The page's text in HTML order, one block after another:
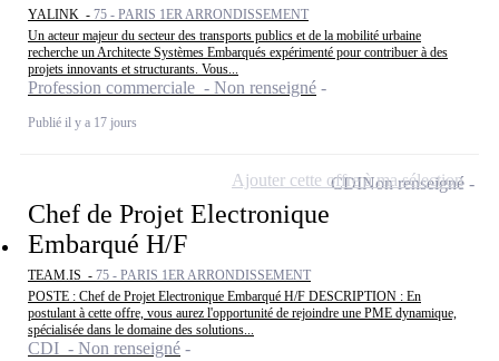
YALINK - 75 - PARIS 1ER ARRONDISSEMENT
Un acteur majeur du secteur des transports publics et de la mobilité urbaine
recherche un Architecte Systèmes Embarqués expérimenté pour contribuer à des
projets innovants et structurants. Vous...
Profession commerciale - Non renseigné
Publié il y a 17 jours
Chef de Projet Electronique
Embarqué H/F
TEAM.IS - 75 - PARIS 1ER ARRONDISSEMENT
POSTE : Chef de Projet Electronique Embarqué H/F DESCRIPTION : En
postulant à cette offre, vous aurez l'opportunité de rejoindre une PME dynamique,
spécialisée dans le domaine des solutions...
CDI - Non renseigné
CDINon renseigné
Ajouter cette offre à ma sélection